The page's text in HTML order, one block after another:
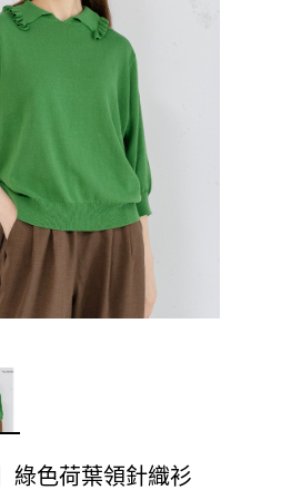
綠色荷葉領針織衫